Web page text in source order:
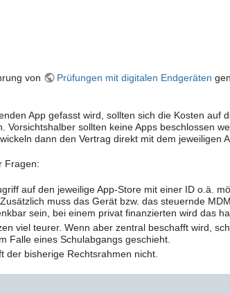
von Prüfungen mit digitalen Endgeräten
App gefasst wird, sollten sich die Kosten auf
sollten keine Apps beschlossen
dann den Vertrag direkt mit dem jeweiligen
Fragen:
auf den jeweilige App-Store mit einer ID o.ä.
muss das Gerät bzw. das steuernde
sein, bei einem privat finanzierten wird das
viel teurer. Wenn aber zentral beschafft wird,
Falle eines Schulabgangs geschieht.
der bisherige Rechtsrahmen nicht.